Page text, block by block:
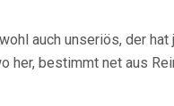
auch unseriös, der
her, bestimmt net aus